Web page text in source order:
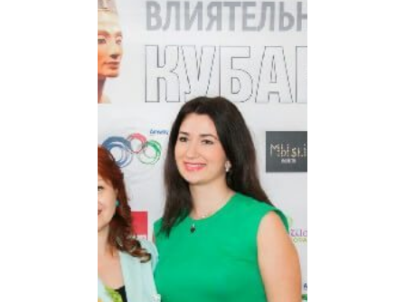
27 марта 2015 г.
,
состоялась церемония
награждения
победителей III
ежегодной премии
«Влиятельные женщины
Кубани 2015».
В
н
оминация
«Социальные проекты»
самой влиятельной
женщиной